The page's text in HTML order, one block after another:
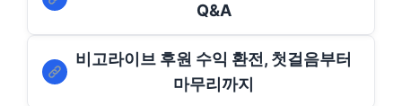
Q&A
비고라이브 후원 수익 환전, 첫걸음부터
마무리까지